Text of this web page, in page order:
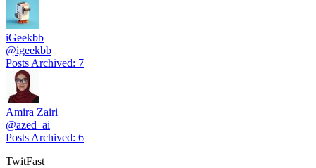
iGeekbb
@igeekbb
Posts Archived: 7
Amira Zairi
@azed_ai
Posts Archived: 6
TwitFast